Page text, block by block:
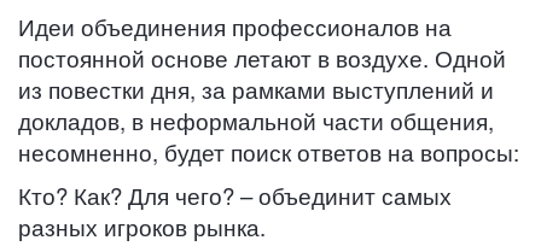
Идеи объединения профессионалов на
постоянной основе летают в воздухе. Одной
из повестки дня, за рамками выступлений и
докладов, в неформальной части общения,
несомненно, будет поиск ответов на вопросы:
Кто? Как? Для чего? – объединит самых
разных игроков рынка.